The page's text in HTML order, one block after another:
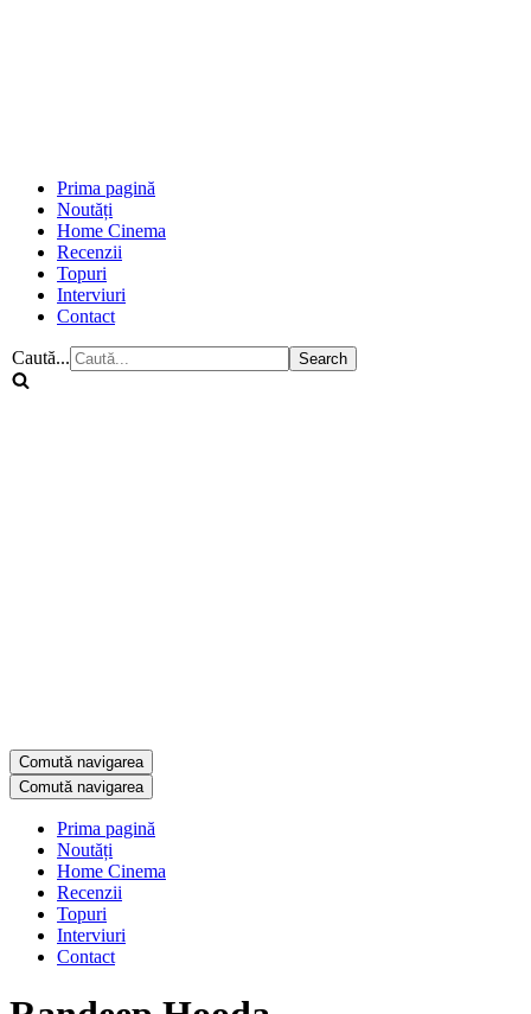
Prima pagină
Noutăți
Home Cinema
Recenzii
Topuri
Interviuri
Contact
Caută...
Comută navigarea
Comută navigarea
Prima pagină
Noutăți
Home Cinema
Recenzii
Topuri
Interviuri
Contact